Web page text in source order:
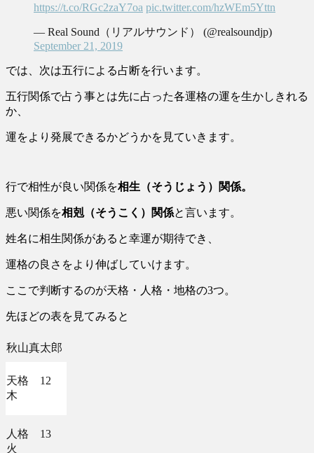
https://t.co/RGc2zaY7oa pic.twitter.com/hzWEm5Yttn
— Real Sound（リアルサウンド） (@realsoundjp)
September 21, 2019
では、次は五行による占断を行います。
五行関係で占う事とは先に占った各運格の運を生かしきれる
か、
運をより発展できるかどうかを見ていきます。
行で相性が良い関係を相生（そうじょう）関係。
悪い関係を相剋（そうこく）関係と言います。
姓名に相生関係があると幸運が期待でき、
運格の良さをより伸ばしていけます。
ここで判断するのが天格・人格・地格の3つ。
先ほどの表を見てみると
秋山真太郎
天格 12
木
人格 13
火